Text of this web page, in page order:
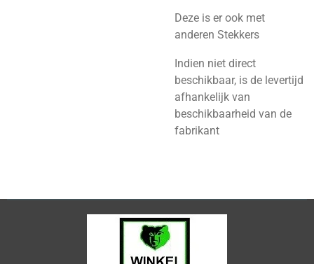
Deze is er ook met
anderen Stekkers
Indien niet direct
beschikbaar, is de levertijd
afhankelijk van
beschikbaarheid van de
fabrikant